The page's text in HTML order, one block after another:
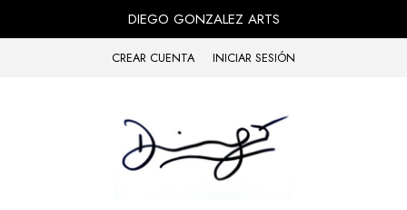
DIEGO GONZALEZ ARTS
CREAR CUENTA INICIAR SESIÓN